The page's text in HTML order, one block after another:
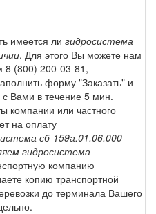
имеется ли гидросистема
. Для этого Вы можете нам
8 (800) 200-03-81 ,
форму "Заказать" и
Вами в течение 5 мин.
компании или частного
на оплату
сб-159а.01.06.000
гидросистема
компанию
копию транспортной
до терминала Вашего